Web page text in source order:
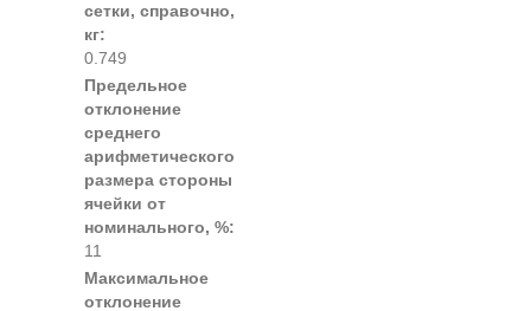
сетки, справочно,
кг:
0.749
Предельное
отклонение
среднего
арифметического
размера стороны
ячейки от
номинального, %:
11
Максимальное
отклонение